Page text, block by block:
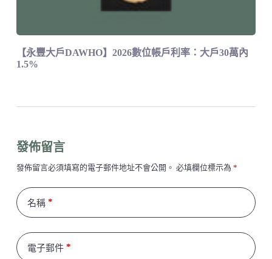
【永豐大戶DAWHO】2026數位帳戶利率：大戶30萬內
1.5%
發佈留言
發佈留言必須填寫的電子郵件地址不會公開。 必填欄位標示為 *
名稱 *
電子郵件*